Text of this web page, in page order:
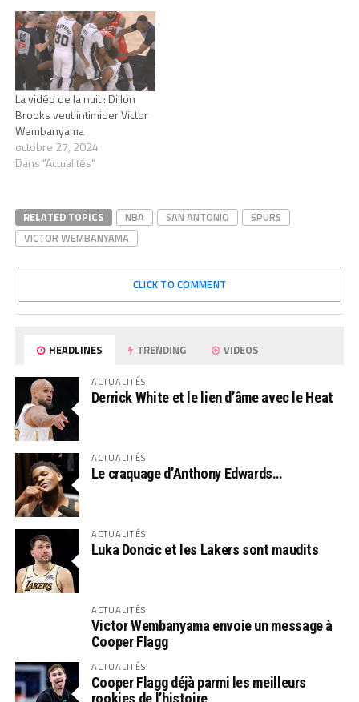
La vidéo de la nuit : Dillon
Brooks veut intimider Victor
Wembanyama
octobre 27, 2024
Dans "Actualités"
RELATED TOPICS NBA SAN ANTONIO
SPURS
VICTOR WEMBANYAMA
CLICK TO COMMENT
HEADLINES TRENDING VIDEOS
ACTUALITÉS
Derrick White et le lien d’âme avec le Heat
ACTUALITÉS
Le craquage d’Anthony Edwards…
ACTUALITÉS
Luka Doncic et les Lakers sont maudits
ACTUALITÉS
Victor Wembanyama envoie un message à
Cooper Flagg
ACTUALITÉS
Cooper Flagg déjà parmi les meilleurs